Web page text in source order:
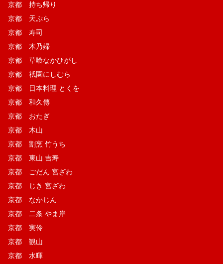
京都 持ち帰り
京都 天ぷら
京都 寿司
京都 木乃婦
京都 草喰なかひがし
京都 祇園にしむら
京都 日本料理 とくを
京都 和久傳
京都 おたぎ
京都 木山
京都 割烹 竹うち
京都 東山 吉寿
京都 ごだん 宮ざわ
京都 じき 宮ざわ
京都 なかじん
京都 二条 やま岸
京都 実伶
京都 観山
京都 水暉